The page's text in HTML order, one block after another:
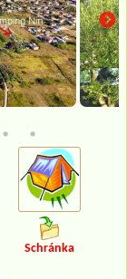
Schránka